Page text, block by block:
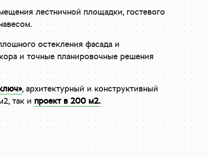
лестничной площадки, гостевого
остекления фасада и
и точные планировочные решения
, архитектурный и конструктивный
так и проект в 200 м2.